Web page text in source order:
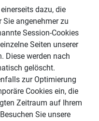
dazu, die
angenehmer zu
Session-Cookies
Seiten unserer
Diese werden nach
gelöscht.
zur Optimierung
Cookies ein, die
Zeitraum auf Ihrem
Sie unsere